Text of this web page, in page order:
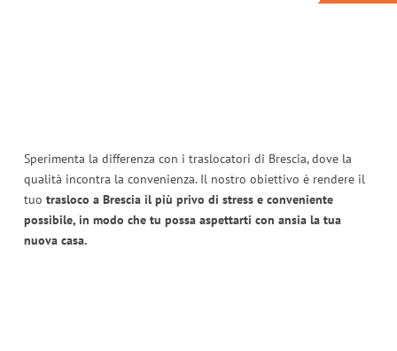
Sperimenta la differenza con i traslocatori di Brescia, dove la
qualità incontra la convenienza. Il nostro obiettivo è rendere il
tuo trasloco a Brescia il più privo di stress e conveniente
possibile, in modo che tu possa aspettarti con ansia la tua
nuova casa.